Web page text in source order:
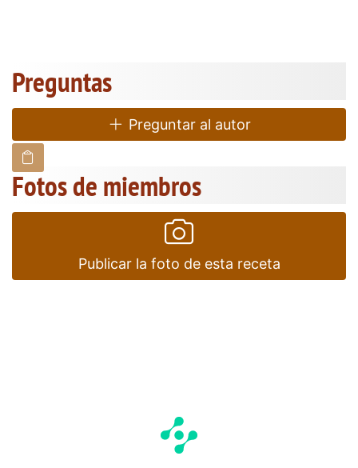
Preguntas
Preguntar al autor
Fotos de miembros
Publicar la foto de esta receta